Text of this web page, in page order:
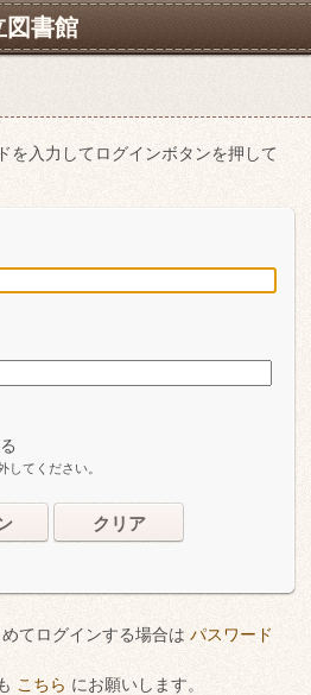
図書館
を入力してログインボタンを押して
てください。
クリア
てログインする場合は パスワード
こちら にお願いします。